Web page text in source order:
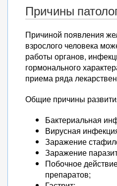
Причины
Причиной появления
взрослого человека
работы органов,
гормонального
приема ряда
Общие причины
Бактериальная
Вирусная
Заражение
Заражение
Побочное
препаратов;